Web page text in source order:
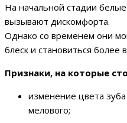
На начальной стадии
вызывают дискомфорта.
Однако со временем они
блеск и становиться
Признаки, на которые
изменение цвета
мелового;